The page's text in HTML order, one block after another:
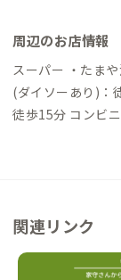
0分 or バス4分
堂駅→（徒歩10分
→（電車45分）
周辺のお店情報
スーパー ・たま
(ダイソーあり)：
徒歩15分 コンビニ ・セブンイレブン 茅ヶ崎浜竹2丁目店：徒歩
ェ：徒歩5分 ・コ
レーと家具：徒
関連リンク